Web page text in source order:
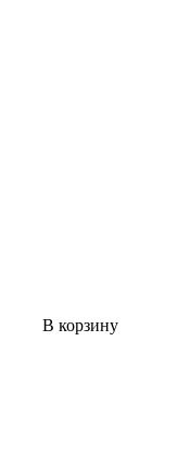
В корзину